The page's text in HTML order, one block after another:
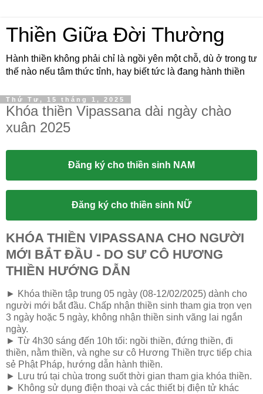
Thiền Giữa Đời Thường
Hành thiền không phải chỉ là ngồi yên một chỗ, dù ở trong tư
thế nào nếu tâm thức tỉnh, hay biết tức là đang hành thiền
Thứ Tư, 15 tháng 1, 2025
Khóa thiền Vipassana dài ngày chào
xuân 2025
Đăng ký cho thiền sinh NAM
Đăng ký cho thiền sinh NỮ
KHÓA THIỀN VIPASSANA CHO NGƯỜI
MỚI BẮT ĐẦU - DO SƯ CÔ HƯƠNG
THIỀN HƯỚNG DẪN
► Khóa thiền tập trung 05 ngày (08-12/02/2025) dành cho
người mới bắt đầu. Chấp nhận thiền sinh tham gia trọn vẹn
3 ngày hoặc 5 ngày, không nhận thiền sinh vãng lai ngắn
ngày.
► Từ 4h30 sáng đến 10h tối: ngồi thiền, đứng thiền, đi
thiền, nằm thiền, và nghe sư cô Hương Thiền trực tiếp chia
sẻ Phật Pháp, hướng dẫn hành thiền.
► Lưu trú tại chùa trong suốt thời gian tham gia khóa thiền.
► Không sử dụng điện thoại và các thiết bị điện tử khác